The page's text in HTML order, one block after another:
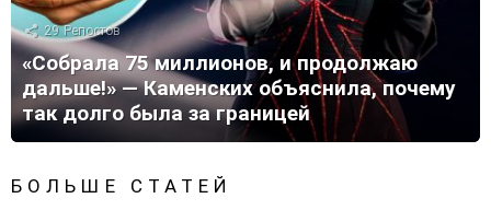
29 Репостов
«Собрала 75 миллионов, и продолжаю
дальше!» — Каменских объяснила, почему
так долго была за границей
БОЛЬШЕ СТАТЕЙ